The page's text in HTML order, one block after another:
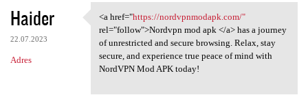
Haider
22.07.2023
Adres
<a href="https:/
<a href="https://nordvpnmodapk.com/"
rel="follow">Nordvpn mod apk </a> has a journey
of unrestricted and secure browsing. Relax, stay
secure, and experience true peace of mind with
NordVPN Mod APK today!